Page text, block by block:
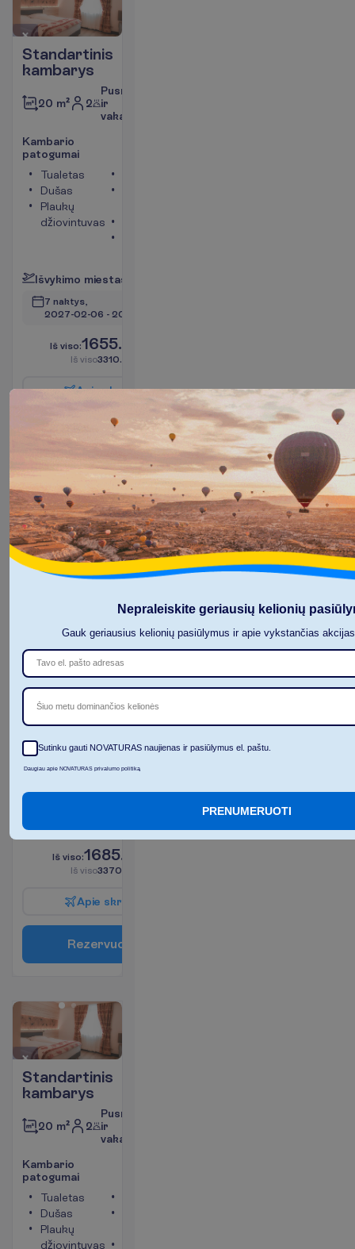
Standartinis
kambarys
20 m² 2
Pusryčiai
ir
vakarienė
Kambario
patogumai
Tualetas
Dušas
Plaukų
džiovintuvas
Išvykimo miestas
7 naktys,
2027-02-06 - 2027-02-13
Iš viso:1655.00
Iš viso3310.00
Apie skrydį
u ti
Standartinis
kambarys
Pusryčiai
vakarienė
Kambario
togumai
Tualetas
Dušas
Televizorius
Bevielis
Seifas
Plač
Išvykimo miestas: Vilnius
Iš viso:1685.00
Iš viso3370.00
Apie skr
Rezervuo
Standartinis
kambarys
20 m² 2
Pusryčiai
ir
vakarienė
Kambario
patogumai
Tualetas
Dušas
Plaukų
džiovintuvas
Nepraleiskite geriausių kelionių
Gauk geriausius kelionių pasiūlymus ir apie vykstančias
Šiuo metu dominančios kelionės
Sutinku gauti NOVATURAS naujienas ir pasiūlymus el. paštu.
Daugiau apie NOVATURAS privalumo politiką
PRENUMERUOTI